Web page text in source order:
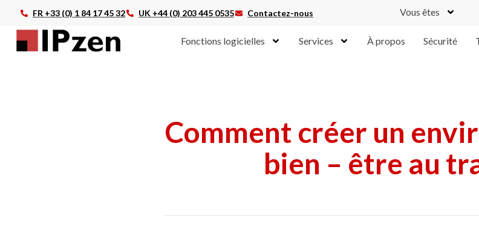
FR +33 (0) 1 84 17 45 32 UK +44 (0) 203 445 0535 Contactez-nous Vous êtes
Fonctions logicielles Services À propos Sécurité
Comment créer un
bien – être au